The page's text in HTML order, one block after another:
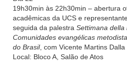
19h30min às 22h30min – abertura
acadêmicas da UCS e
seguida da palestra Settimana della
Comunidades evangélicas
do Brasil, com Vicente Martins Dalla
Local: Bloco A, Salão de Atos